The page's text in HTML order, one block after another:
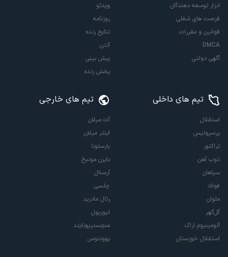
ابزار توسعه دهندگان
فرصت های شغلی
قوانین و مقررات
DMCA
آگهی دولتی
ویدئو
روزنامه
نتایج زنده
آنتن
پیش بینی
پخش زنده
تیم های داخلی
استقلال
پرسپولیس
تراکتور
ذوب آهن
سپاهان
فولاد
ملوان
گل‌گهر
آلومینیوم اراک
استقلال خوزستان
تیم های خارجی
آث میلان
اینتر میلان
بارسلونا
بایرن مونیخ
آرسنال
چلسی
رئال مادرید
لیورپول
منچستریونایتد
یوونتوس